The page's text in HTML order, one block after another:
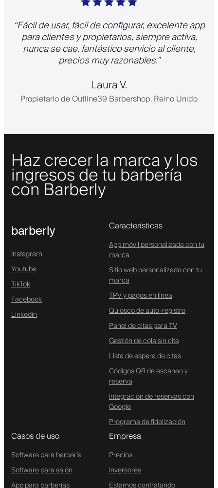
“Fácil de usar, fácil de configurar, excelente app
para clientes y propietarios, siempre activa,
nunca se cae, fantástico servicio al cliente,
precios muy razonables.”
Laura V.
Propietario de Outline39 Barbershop, Reino Unido
Haz crecer la marca y los
ingresos de tu barbería
con Barberly
barberly
Instagram
Youtube
TikTok
Facebook
Linkedin
Características
App móvil personalizada con tu
marca
Sitio web personalizado con tu
marca
TPV y pagos en línea
Quiosco de auto-registro
Panel de citas para TV
Gestión de cola sin cita
Lista de espera de citas
Códigos QR de escaneo y
reserva
Integración de reservas con
Google
Programa de fidelización
Casos de uso
Software para barbería
Software para salón
App para barberías
Empresa
Precios
Inversores
Estamos contratando